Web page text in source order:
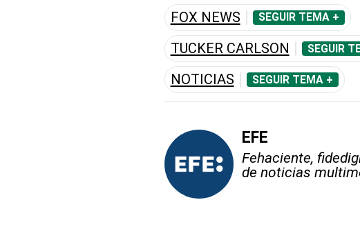
FOX NEWS SEGUIR TEMA +
TUCKER CARLSON SEGUIR
NOTICIAS SEGUIR TEMA +
EFE
Fehaciente,
de noticias